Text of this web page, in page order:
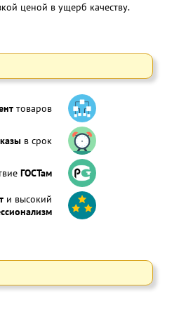
ценой в ущерб качеству.
товаров
в срок
ГОСТам
и высокий